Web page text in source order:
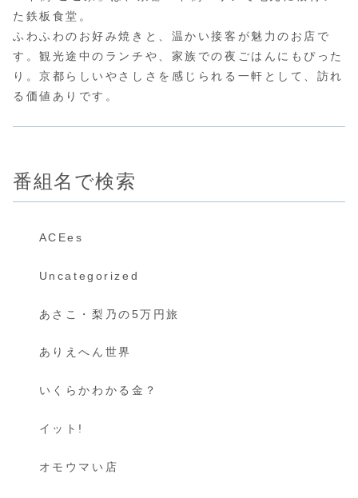
た鉄板食堂。
ふわふわのお好み焼きと、温かい接客が魅力のお店で
す。観光途中のランチや、家族での夜ごはんにもぴった
り。京都らしいやさしさを感じられる一軒として、訪れ
る価値ありです。
番組名で検索
ACEes
Uncategorized
あさこ・梨乃の5万円旅
ありえへん世界
いくらかわかる金？
イット!
オモウマい店